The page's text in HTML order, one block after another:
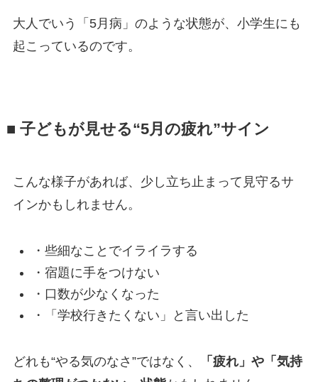
大人でいう「5月病」のような状態が、小学生にも
起こっているのです。
■ 子どもが見せる“5月の疲れ”サイン
こんな様子があれば、少し立ち止まって見守るサ
インかもしれません。
・些細なことでイライラする
・宿題に手をつけない
・口数が少なくなった
・「学校行きたくない」と言い出した
どれも“やる気のなさ”ではなく、
「疲れ」や「気持